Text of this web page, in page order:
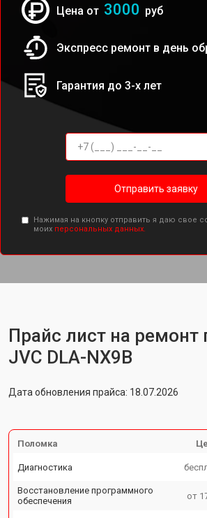
Цена от 3000 руб
Экспресс ремонт в день
Гарантия до 3-х лет
Отправить заявку
Нажимая на кнопку отправить я даю свое
моих персональных данных.
Прайс лист на ремонт
JVC DLA-NX9B
Дата обновления прайса: 18.07.2026
Поломка
Диагностика
Восстановление программного
обеспечения
от